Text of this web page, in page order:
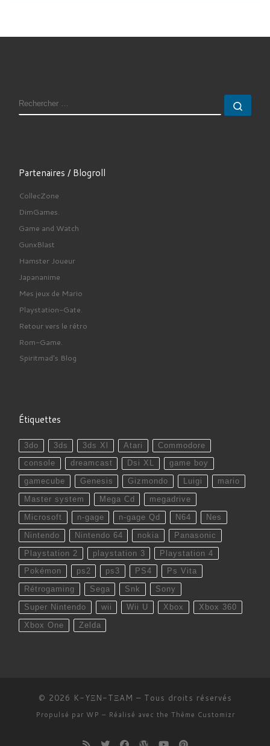
RECHERCHER
Partenaires / Blogroll
CollecZone
DimGames.
Game and Watch
GunxBlast
Hamster Joueur
Japananime
Mes jeux de Mario
Playstation-Gate.
Retour vers le rétro
Rom-Game.
Spiritmad's Blog
Étiquettes
3do 3ds 3ds Xl Atari Commodore
console dreamcast Dsi XL game boy
gamecube Genesis Gizmondo Luigi mario
Master system Mega Cd megadrive
Microsoft n-gage n-gage Qd N64 Nes
Nintendo Nintendo 64 nokia Panasonic
Playstation 2 playstation 3 Playstation 4
Pokémon ps2 ps3 PS4 Ps Vita
Rétrogaming Sega Snk Sony
Super Nintendo wii Wii U Xbox Xbox 360
Xbox One Zelda
© 2026 K-YΞN-TΞAM – Tous droits réservés
Propulsé par WP – Réalisé avec the Thème Customizr